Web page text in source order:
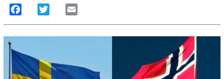
Facebook Twitter